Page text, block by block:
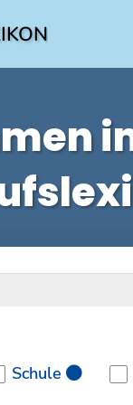
Schule